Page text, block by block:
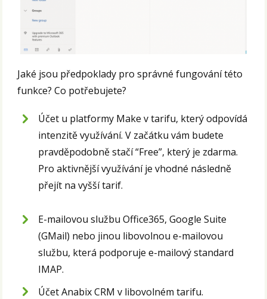
Jaké jsou předpoklady pro správné fungování této
funkce? Co potřebujete?
Účet u platformy Make v tarifu, který odpovídá
intenzitě využívání. V začátku vám budete
pravděpodobně stačí “Free”, který je zdarma.
Pro aktivnější využívání je vhodné následně
přejít na vyšší tarif.
E-mailovou službu Office365, Google Suite
(GMail) nebo jinou libovolnou e-mailovou
službu, která podporuje e-mailový standard
IMAP.
Účet Anabix CRM v libovolném tarifu.